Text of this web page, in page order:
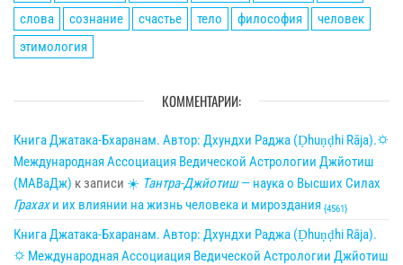
слова
сознание счастье тело философия
человек
этимология
КОММЕНТАРИИ:
Книга Джатака-Бхаранам. Автор: Дхундхи Раджа (Ḍhuṇḍhi Rāja).🌣
Международная Ассоциация Ведической Астрологии Джйотиш
(МАВаДж) к записи ☀ Тантра-Джйотиш— наука о Высших Силах
Грахахи их влиянии на жизнь человека и мироздания {4561}
Книга Джатака-Бхаранам. Автор: Дхундхи Раджа (Ḍhuṇḍhi Rāja).
🌣 Международная Ассоциация Ведической Астрологии Джйотиш